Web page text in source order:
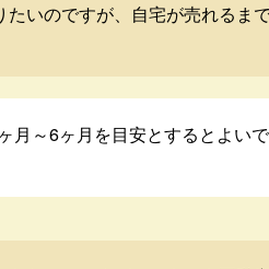
いのですが、自宅が売れるま
月～6ヶ月を目安とするとよい